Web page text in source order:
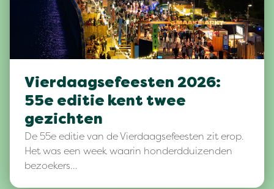
Vierdaagsefeesten 2026:
55e editie kent twee
gezichten
De 55e editie van de Vierdaagsefeesten zit erop.
Het was een week waarin honderdduizenden
bezoekers…